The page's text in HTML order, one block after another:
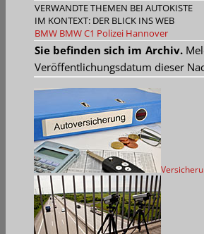
VERWANDTE THEMEN BEI AUTOKISTE
IM KONTEXT: DER BLICK INS WEB
BMW BMW C1 Polizei Hannover
Sie befinden sich im Archiv.
Veröffentlichungsdatum dieser